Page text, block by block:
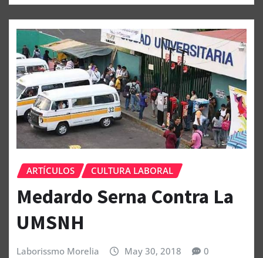
ARTÍCULOS CULTURA LABORAL
Medardo Serna Contra La
UMSNH
Laborissmo Morelia May 30, 2018 0